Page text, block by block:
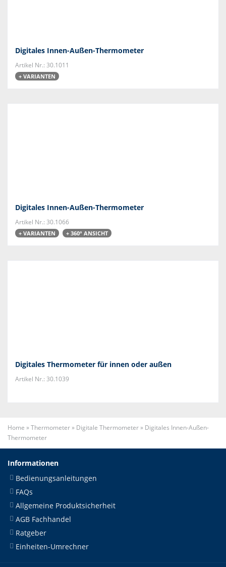
Digitales Innen-Außen-Thermometer
Artikel Nr.: 30.1011
+ VARIANTEN
Digitales Innen-Außen-Thermometer
Artikel Nr.: 30.1066
+ VARIANTEN + 360° ANSICHT
Digitales Thermometer für innen oder außen
Artikel Nr.: 30.1039
Home »Thermometer» Digitale Thermometer» Digitales Innen-Außen-
Thermometer
Informationen
Bedienungsanleitungen
FAQs
Allgemeine Produktsicherheit
AGB Fachhandel
Ratgeber
Einheiten-Umrechner